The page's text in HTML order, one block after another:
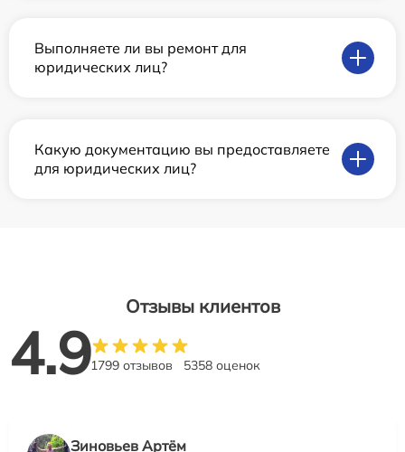
Выполняете ли вы ремонт для
юридических лиц?
Какую документацию вы предоставляете
для юридических лиц?
Отзывы клиентов
4.91799 отзывов 5358 оценок
Зиновьев Артём